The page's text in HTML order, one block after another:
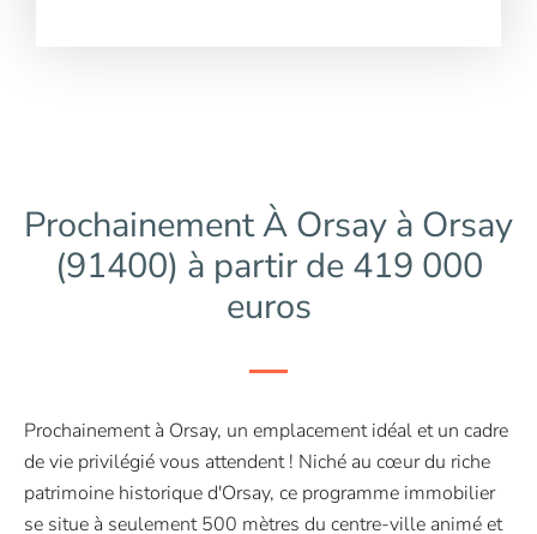
Prochainement À Orsay à Orsay
(91400) à partir de 419 000
euros
Prochainement à Orsay, un emplacement idéal et un cadre
de vie privilégié vous attendent ! Niché au cœur du riche
patrimoine historique d'Orsay, ce programme immobilier
se situe à seulement 500 mètres du centre-ville animé et